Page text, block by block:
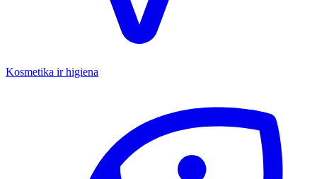
Kosmetika ir higiena